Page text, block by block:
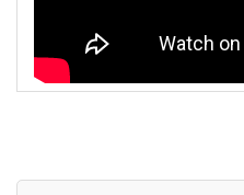
電子書